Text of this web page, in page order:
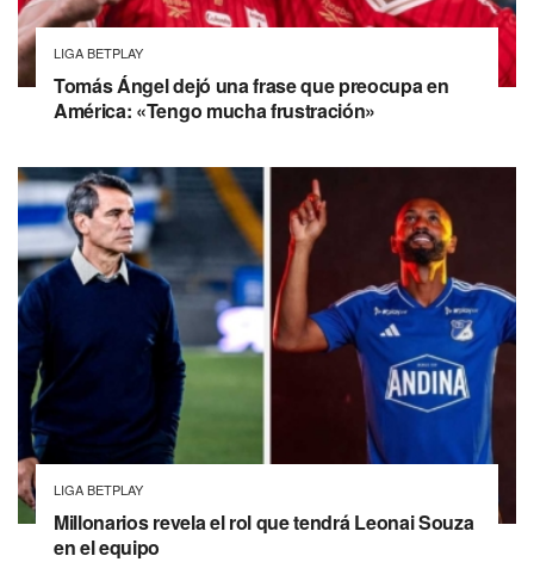
LIGA BETPLAY
Tomás Ángel dejó una frase que preocupa en
América: «Tengo mucha frustración»
LIGA BETPLAY
Millonarios revela el rol que tendrá Leonai Souza
en el equipo